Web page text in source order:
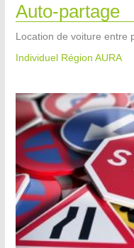
Auto-partage
Location de voiture entre
Individuel Région AURA